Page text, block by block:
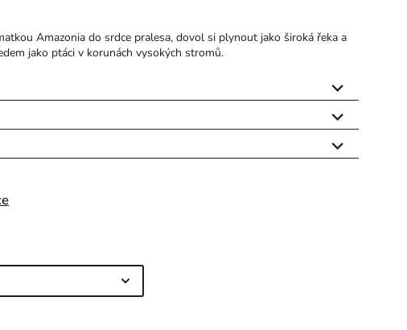
Amazonia do srdce pralesa, dovol si plynout jako široká řeka a
jako ptáci v korunách vysokých stromů.


